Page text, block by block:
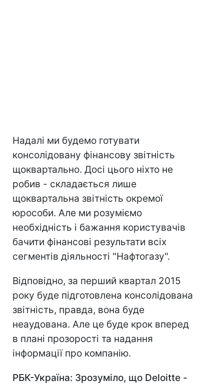
Надалі ми будемо готувати
консолідовану фінансову звітність
щоквартально. Досі цього ніхто не
робив - складається лише
щоквартальна звітність окремої
юрособи. Але ми розуміємо
необхідність і бажання користувачів
бачити фінансові результати всіх
сегментів діяльності "Нафтогазу".
Відповідно, за перший квартал 2015
року буде підготовлена консолідована
звітність, правда, вона буде
неаудована. Але це буде крок вперед
в плані прозорості та надання
інформації про компанію.
РБК-Україна: Зрозуміло, що Deloitte -